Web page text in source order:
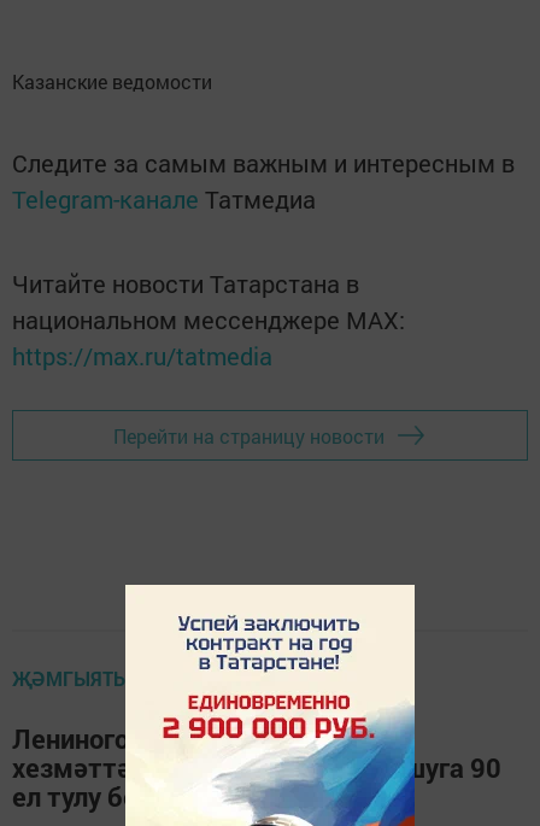
Казанские ведомости
Следите за самым важным и интересным в
Telegram-канале Татмедиа
Читайте новости Татарстана в
национальном мессенджере MАХ:
https://max.ru/tatmedia
Перейти на страницу новости
ҖӘМГЫЯТЬ
Лениногорск ДАИ начальнигы
хезмәттәшләрен ведомство оешуга 90
ел тулу белән котлый